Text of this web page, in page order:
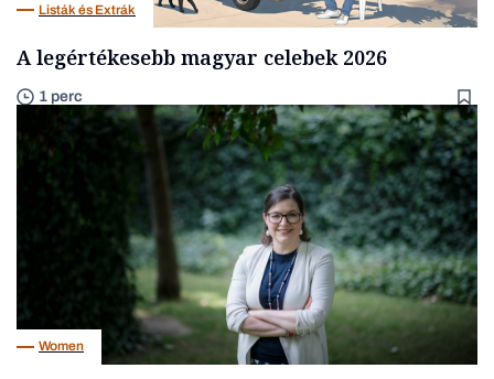
Listák és Extrák
A legértékesebb magyar celebek 2026
1 perc
Women